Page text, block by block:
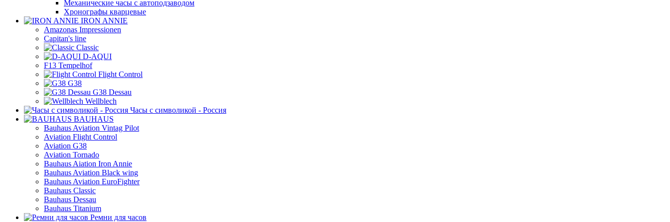
Механические часы с автоподзаводом
Хронографы кварцевые
IRON ANNIE
Amazonas Impressionen
Capitan's line
Classic
D-AQUI
F13 Tempelhof
Flight Control
G38
G38 Dessau
Wellblech
Часы с символикой - Россия
BAUHAUS
Bauhaus Aviation Vintag Pilot
Aviation Flight Control
Aviation G38
Aviation Tornado
Bauhaus Aiation Iron Annie
Bauhaus Aviation Black wing
Bauhaus Aviation EuroFighter
Bauhaus Classic
Bauhaus Dessau
Bauhaus Titanium
Ремни для часов